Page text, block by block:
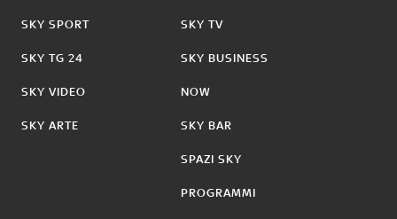
SKY SPORT
SKY TG 24
SKY VIDEO
SKY ARTE
SKY TV
SKY BUSINESS
NOW
SKY BAR
SPAZI SKY
PROGRAMMI